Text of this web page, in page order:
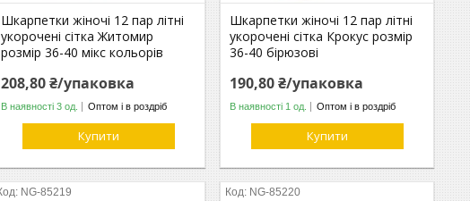
Шкарпетки жіночі 12 пар літні
укорочені сітка Житомир
розмір 36-40 мікс кольорів
208,80 ₴/упаковка
В наявності 3 од. Оптом і в роздріб
Купити
Шкарпетки жіночі 12 пар літні
укорочені сітка Крокус розмір
36-40 бірюзові
190,80 ₴/упаковка
В наявності 1 од. Оптом і в роздріб
Купити
NG-85219 NG-85220